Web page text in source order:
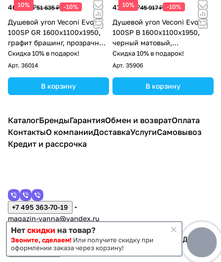
10%
46 472 ₽51 635 ₽ -10%
Душевой угол Veconi Evo
100SP GR 1600х1100x1950,
графит брашинг, прозрачное
стекло
Скидка 10% в подарок!
Арт. 36014
В корзину
10%
41 325 ₽45 917 ₽ -10%
Душевой угол Veconi Evo
100SP B 1600х1100x1950,
черный матовый,
прозрачное стекло
Скидка 10% в подарок!
Арт. 35906
В корзину
КаталогБрендыГарантияОбмен и возвратОплата
КонтактыО компанииДоставкаУслугиСамовывоз
Кредит и рассрочка
+7 495 363-70-19
magazin-vanna@yandex.ru
г. Москва, Митино, улица Пятницкое шоссе 47
Темная тема Конфиденциальность
Нет скидки на товар?
Звоните, сделаем! Или получите скидку при
оформлении заказа через корзину!